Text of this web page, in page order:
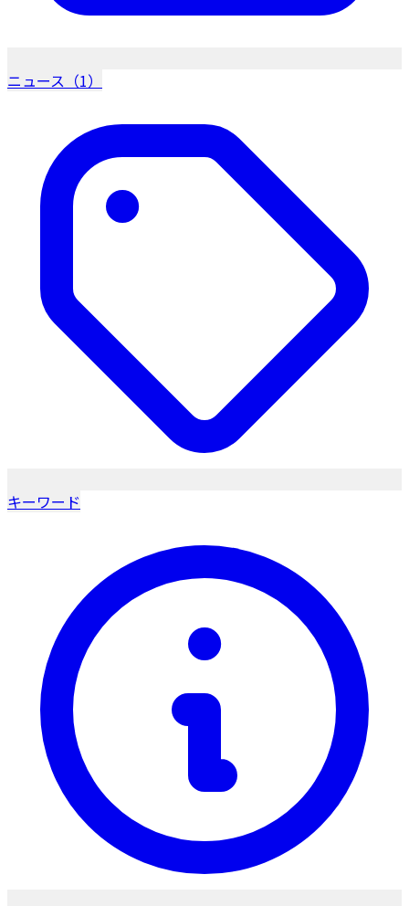
ニュース（1）
キーワード